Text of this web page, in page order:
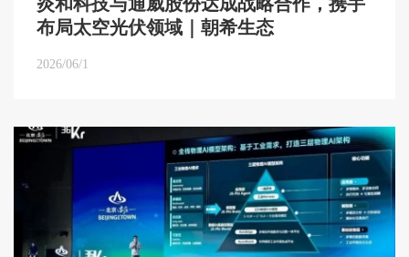
布局太空光伏领域｜朝希生态
2026/06/1